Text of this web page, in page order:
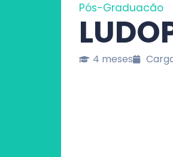
Pós-Graduação
4 meses